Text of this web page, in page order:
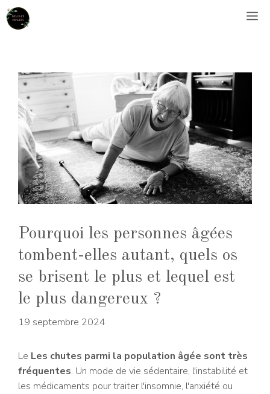
Aller
au
Pourquoi les personnes âgées
tombent-elles autant, quels os
se brisent le plus et lequel est
le plus dangereux ?
19 septembre 2024
Le Les chutes parmi la population âgée sont très
fréquentes. Un mode de vie sédentaire, l'instabilité et
les médicaments pour traiter l'insomnie, l'anxiété ou